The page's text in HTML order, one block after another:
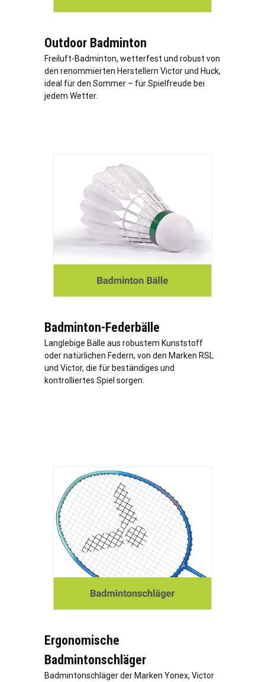
Outdoor Badminton
Freiluft-Badminton, wetterfest und robust von
den renommierten Herstellern Victor und Huck,
ideal für den Sommer – für Spielfreude bei
jedem Wetter.
Badminton-Federbälle
Langlebige Bälle aus robustem Kunststoff
oder natürlichen Federn, von den Marken RSL
und Victor, die für beständiges und
kontrolliertes Spiel sorgen.
Ergonomische
Badmintonschläger
Badmintonschläger der Marken Yonex, Victor